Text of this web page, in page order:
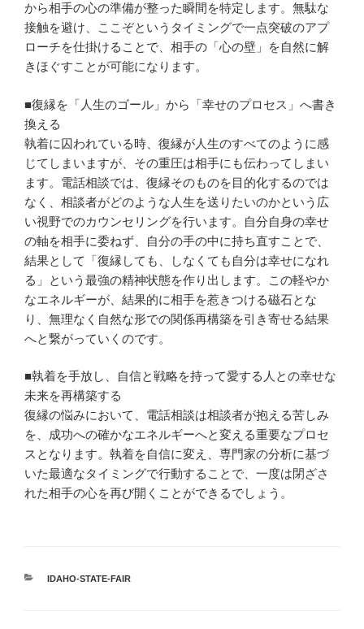
から相手の心の準備が整った瞬間を特定します。無駄な
接触を避け、ここぞというタイミングで一点突破のアプ
ローチを仕掛けることで、相手の「心の壁」を自然に解
きほぐすことが可能になります。
■復縁を「人生のゴール」から「幸せのプロセス」へ書き
換える
執着に囚われている時、復縁が人生のすべてのように感
じてしまいますが、その重圧は相手にも伝わってしまい
ます。電話相談では、復縁そのものを目的化するのでは
なく、相談者がどのような人生を送りたいのかという広
い視野でのカウンセリングを行います。自分自身の幸せ
の軸を相手に委ねず、自分の手の中に持ち直すことで、
結果として「復縁しても、しなくても自分は幸せになれ
る」という最強の精神状態を作り出します。この軽やか
なエネルギーが、結果的に相手を惹きつける磁石とな
り、無理なく自然な形での関係再構築を引き寄せる結果
へと繋がっていくのです。
■執着を手放し、自信と戦略を持って愛する人との幸せな
未来を再構築する
復縁の悩みにおいて、電話相談は相談者が抱える苦しみ
を、成功への確かなエネルギーへと変える重要なプロセ
スとなります。執着を自信に変え、専門家の分析に基づ
いた最適なタイミングで行動することで、一度は閉ざさ
れた相手の心を再び開くことができるでしょう。
カ
IDAHO-STATE-FAIR